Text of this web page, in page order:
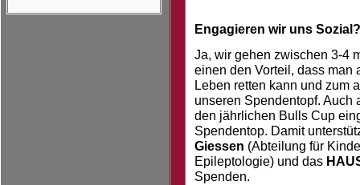
Engagieren wir uns Sozial?
Ja, wir gehen zwischen 3-4
einen den Vorteil, dass man
Leben retten kann und zum
unseren Spendentopf. Auch
den jährlichen Bulls Cup
Spendentop. Damit
Giessen (Abteilung für
Epileptologie) und das
Spenden.